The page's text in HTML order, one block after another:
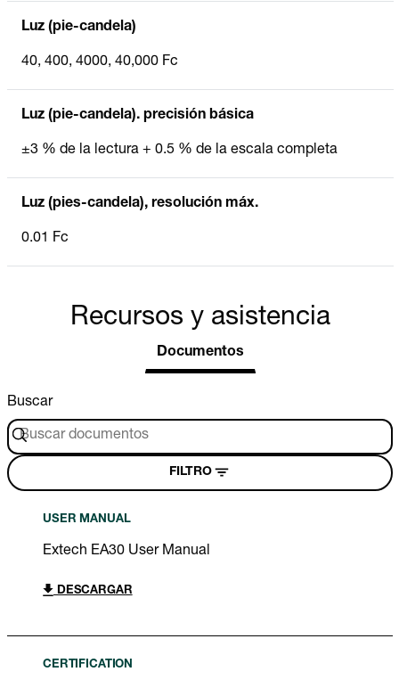
Luz (pie-candela)
40, 400, 4000, 40,000 Fc
Luz (pie-candela). precisión básica
±3 % de la lectura + 0.5 % de la escala completa
Luz (pies-candela), resolución máx.
0.01 Fc
Recursos y asistencia
Documentos
Buscar
FILTRO
USER MANUAL
Extech EA30 User Manual
DESCARGAR
CERTIFICATION